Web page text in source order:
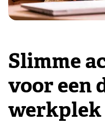
Slimme
voor een
werkplek